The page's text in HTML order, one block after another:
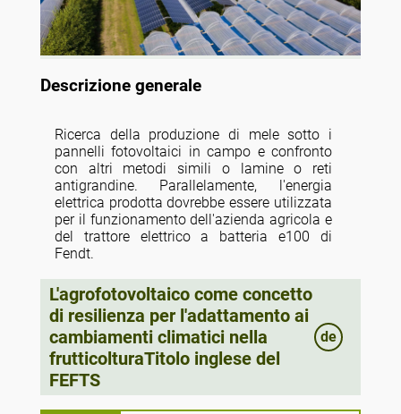
Descrizione generale
Ricerca della produzione di mele sotto i
pannelli fotovoltaici in campo e confronto
con altri metodi simili o lamine o reti
antigrandine. Parallelamente, l'energia
elettrica prodotta dovrebbe essere utilizzata
per il funzionamento dell'azienda agricola e
del trattore elettrico a batteria e100 di
Fendt.
L'agrofotovoltaico come concetto
di resilienza per l'adattamento ai
cambiamenti climatici nella
frutticolturaTitolo inglese del
FEFTS
de